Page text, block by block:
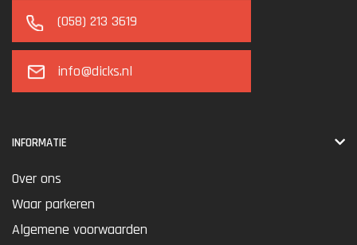
(058) 213 3619
info@dicks.nl
INFORMATIE
Over ons
Waar parkeren
Algemene voorwaarden